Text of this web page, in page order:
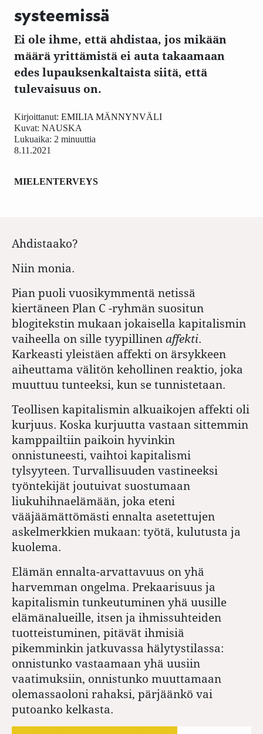
systeemissä
Ei ole ihme, että ahdistaa, jos mikään
määrä yrittämistä ei auta takaamaan
edes lupauksenkaltaista siitä, että
tulevaisuus on.
8.11.2021
Kirjoittanut: EMILIA MÄNNYNVÄLI
Kuvat: NAUSKA
Lukuaika: 2 minuuttia
MIELENTERVEYS
Ahdistaako?
Niin monia.
Pian puoli vuosikymmentä netissä
kiertäneen Plan C -ryhmän suositun
blogitekstin mukaan jokaisella kapitalismin
vaiheella on sille tyypillinen affekti.
Karkeasti yleistäen affekti on ärsykkeen
aiheuttama välitön kehollinen reaktio, joka
muuttuu tunteeksi, kun se tunnistetaan.
Teollisen kapitalismin alkuaikojen affekti oli
kurjuus. Koska kurjuutta vastaan sittemmin
kamppailtiin paikoin hyvinkin
onnistuneesti, vaihtoi kapitalismi
tylsyyteen. Turvallisuuden vastineeksi
työntekijät joutuivat suostumaan
liukuhihnaelämään, joka eteni
vääjäämättömästi ennalta asetettujen
askelmerkkien mukaan: työtä, kulutusta ja
kuolema.
Elämän ennalta-arvattavuus on yhä
harvemman ongelma. Prekaarisuus ja
kapitalismin tunkeutuminen yhä uusille
elämänalueille, itsen ja ihmissuhteiden
tuotteistuminen, pitävät ihmisiä
pikemminkin jatkuvassa hälytystilassa:
onnistunko vastaamaan yhä uusiin
vaatimuksiin, onnistunko muuttamaan
olemassaoloni rahaksi, pärjäänkö vai
putoanko kelkasta.